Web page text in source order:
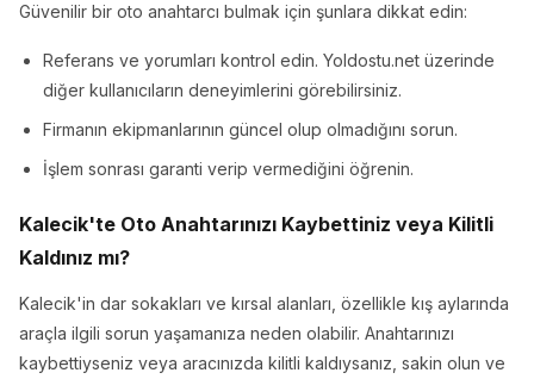
Güvenilir bir oto anahtarcı bulmak için şunlara dikkat edin:
Referans ve yorumları kontrol edin. Yoldostu.net üzerinde
diğer kullanıcıların deneyimlerini görebilirsiniz.
Firmanın ekipmanlarının güncel olup olmadığını sorun.
İşlem sonrası garanti verip vermediğini öğrenin.
Kalecik'te Oto Anahtarınızı Kaybettiniz veya Kilitli
Kaldınız mı?
Kalecik'in dar sokakları ve kırsal alanları, özellikle kış aylarında
araçla ilgili sorun yaşamanıza neden olabilir. Anahtarınızı
kaybettiyseniz veya aracınızda kilitli kaldıysanız, sakin olun ve